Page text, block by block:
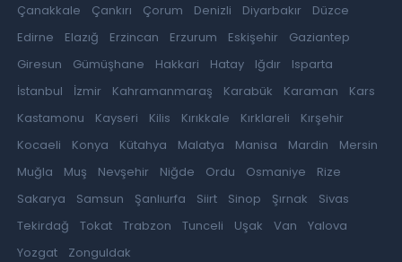
Çanakkale
Çankırı Çorum Denizli Diyarbakır
Düzce
Edirne
Elazığ Erzincan Erzurum Eskişehir
Gaziantep
Giresun
Gümüşhane Hakkari Hatay Iğdır
Isparta
İstanbul
İzmir Kahramanmaraş Karabük Karaman
Kars
Kastamonu
Kayseri Kilis Kırıkkale Kırklareli
Kırşehir
Kocaeli
Konya Kütahya Malatya Manisa Mardin
Mersin
Muğla
Muş Nevşehir Niğde Ordu Osmaniye
Rize
Sakarya
Samsun Şanlıurfa Siirt Sinop Şırnak
Sivas
Tekirdağ
Tokat Trabzon Tunceli Uşak Van
Yalova
Yozgat
Zonguldak